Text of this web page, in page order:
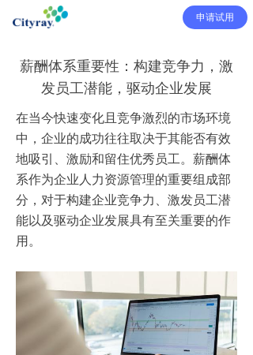
申请试用
薪酬体系重要性：构建竞争力，激
发员工潜能，驱动企业发展
在当今快速变化且竞争激烈的市场环境
中，企业的成功往往取决于其能否有效
地吸引、激励和留住优秀员工。薪酬体
系作为企业人力资源管理的重要组成部
分，对于构建企业竞争力、激发员工潜
能以及驱动企业发展具有至关重要的作
用。